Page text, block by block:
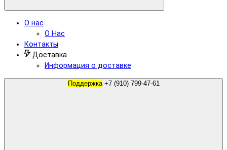
О нас
О Нас
Контакты
Доставка
Информация о доставке
Поддержка +7 (910) 799-47-61